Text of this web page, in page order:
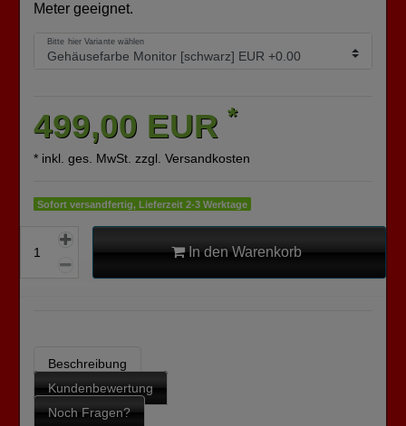
Meter geeignet.
Bitte hier Variante wählen
499,00 EUR *
* inkl. ges. MwSt. zzgl. Versandkosten
Sofort versandfertig, Lieferzeit 2-3 Werktage
In den Warenkorb
Beschreibung
Kundenbewertung
Noch Fragen?